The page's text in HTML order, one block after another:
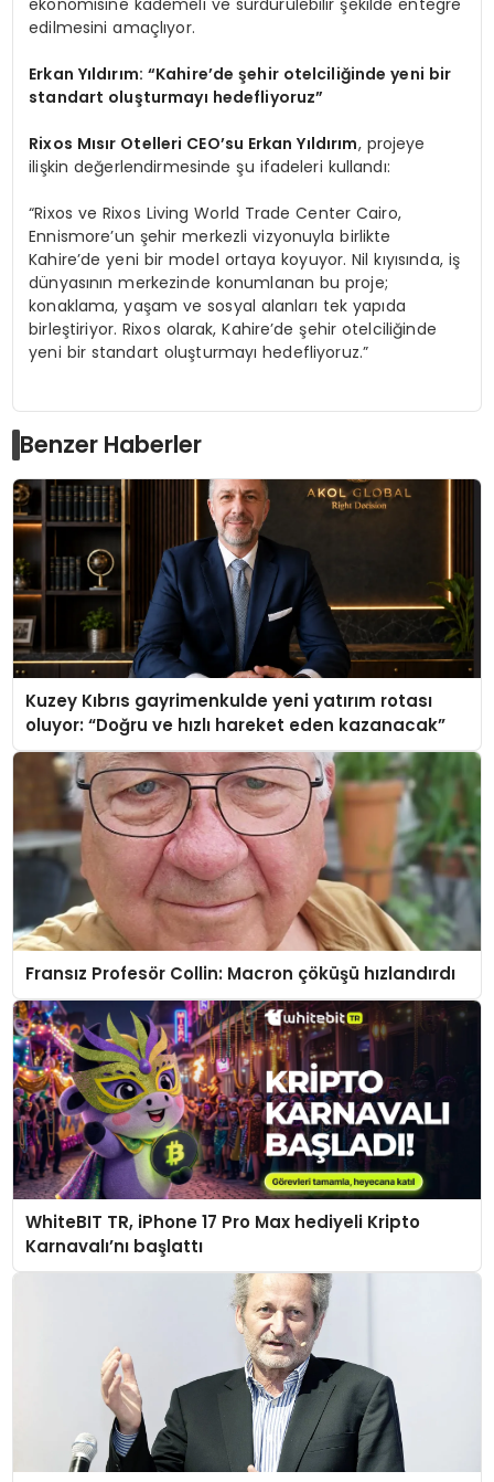
ekonomisine kademeli ve sürdürülebilir şekilde entegre
edilmesini amaçlıyor.
Erkan Yıldırım: “Kahire’de şehir otelciliğinde yeni bir
standart oluşturmayı hedefliyoruz”
Rixos Mısır Otelleri CEO’su Erkan Yıldırım, projeye
ilişkin değerlendirmesinde şu ifadeleri kullandı:
“Rixos ve Rixos Living World Trade Center Cairo,
Ennismore’un şehir merkezli vizyonuyla birlikte
Kahire’de yeni bir model ortaya koyuyor. Nil kıyısında, iş
dünyasının merkezinde konumlanan bu proje;
konaklama, yaşam ve sosyal alanları tek yapıda
birleştiriyor. Rixos olarak, Kahire’de şehir otelciliğinde
yeni bir standart oluşturmayı hedefliyoruz.”
Benzer Haberler
Kuzey Kıbrıs gayrimenkulde yeni yatırım rotası
oluyor: “Doğru ve hızlı hareket eden kazanacak”
Fransız Profesör Collin: Macron çöküşü hızlandırdı
WhiteBIT TR, iPhone 17 Pro Max hediyeli Kripto
Karnavalı’nı başlattı